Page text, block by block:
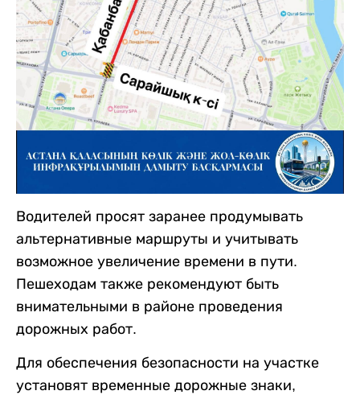
Водителей просят заранее продумывать
альтернативные маршруты и учитывать
возможное увеличение времени в пути.
Пешеходам также рекомендуют быть
внимательными в районе проведения
дорожных работ.
Для обеспечения безопасности на участке
установят временные дорожные знаки,